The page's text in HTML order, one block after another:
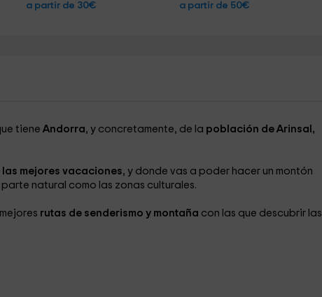
a partir de 30€ a partir de 50€
tiene Andorra, y concretamente, de la población de Arinsal,
mejores vacaciones, y donde vas a poder hacer un montón
natural como las zonas culturales.
rutas de senderismo y montaña con las que descubrir las